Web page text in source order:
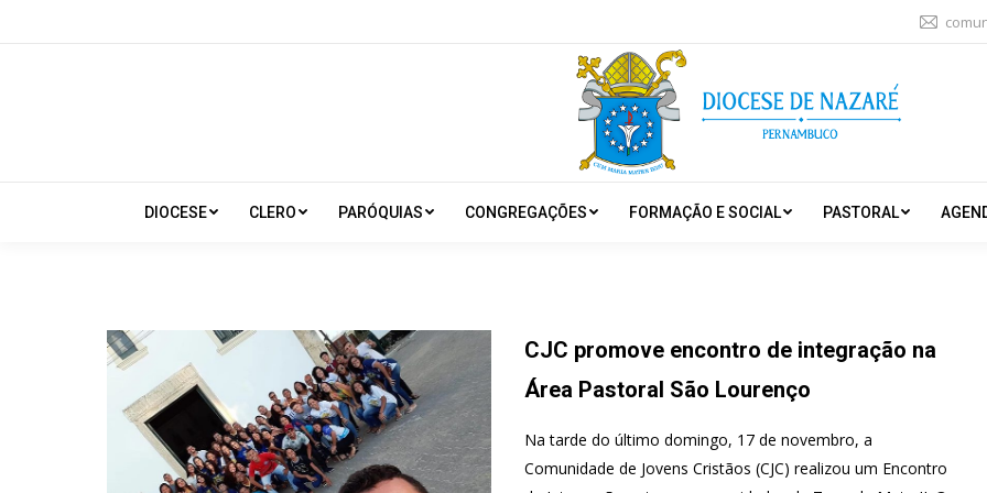
DIOCESE CLERO PARÓQUIAS CONGREGAÇÕES FORMAÇÃO E SOCIAL PASTORAL
CJC promove encontro de integração na
Área Pastoral São Lourenço
Na tarde do último domingo, 17 de novembro, a
Comunidade de Jovens Cristãos (CJC) realizou um Encontro